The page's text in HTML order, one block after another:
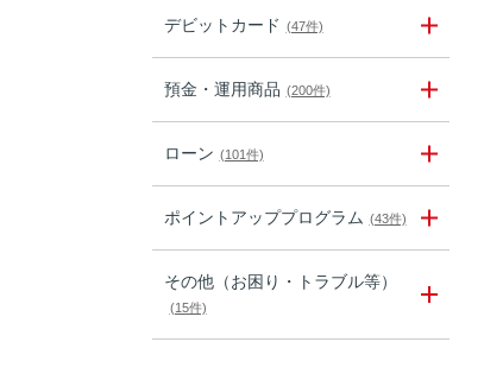
デビットカード (47件)
預金・運用商品 (200件)
ローン (101件)
ポイントアッププログラム (43件)
その他（お困り・トラブル等）
(15件)